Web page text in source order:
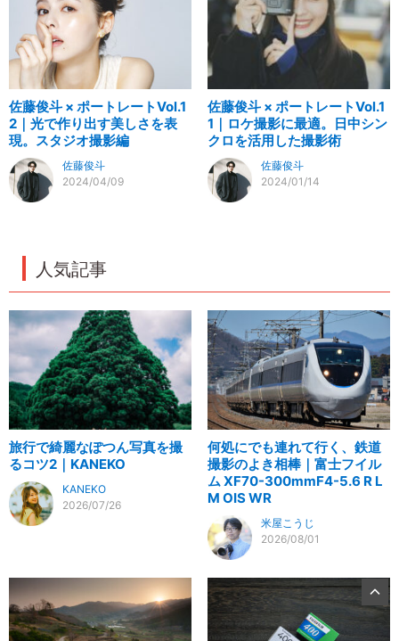
佐藤俊斗 × ポートレートVol.1
2｜光で作り出す美しさを表
現。スタジオ撮影編
佐藤俊斗
2024/04/09
佐藤俊斗 × ポートレートVol.1
1｜ロケ撮影に最適。日中シン
クロを活用した撮影術
佐藤俊斗
2024/01/14
人気記事
旅行で綺麗なぽつん写真を撮
るコツ2｜KANEKO
KANEKO
2026/07/26
何処にでも連れて行く、鉄道
撮影のよき相棒｜富士フイル
ム XF70-300mmF4-5.6 R L
M OIS WR
米屋こうじ
2026/08/01